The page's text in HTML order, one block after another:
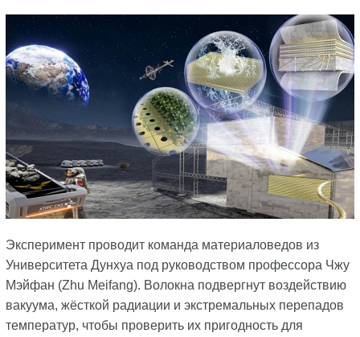
Эксперимент проводит команда материаловедов из
Университета Дунхуа под руководством профессора Чжу
Мэйфан (Zhu Meifang). Волокна подвергнут воздействию
вакуума, жёсткой радиации и экстремальных перепадов
температур, чтобы проверить их пригодность для